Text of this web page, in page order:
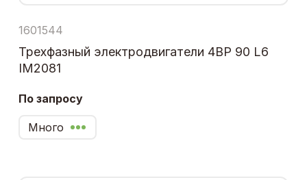
1601544
Трехфазный электродвигатели 4ВР 90 L6
IM2081
По запросу
Много